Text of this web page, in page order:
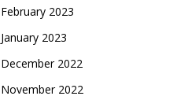
February 2023
January 2023
December 2022
November 2022